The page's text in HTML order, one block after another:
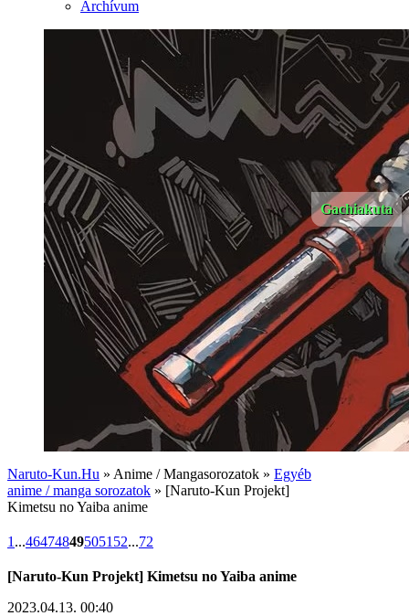
Archívum
Gachiakuta
Naruto-Kun.Hu » Anime / Mangasorozatok » Egyéb
anime / manga sorozatok » [Naruto-Kun Projekt]
Kimetsu no Yaiba anime
1 ...464748495051 52...72
[Naruto-Kun Projekt] Kimetsu no Yaiba anime
2023.04.13. 00:40